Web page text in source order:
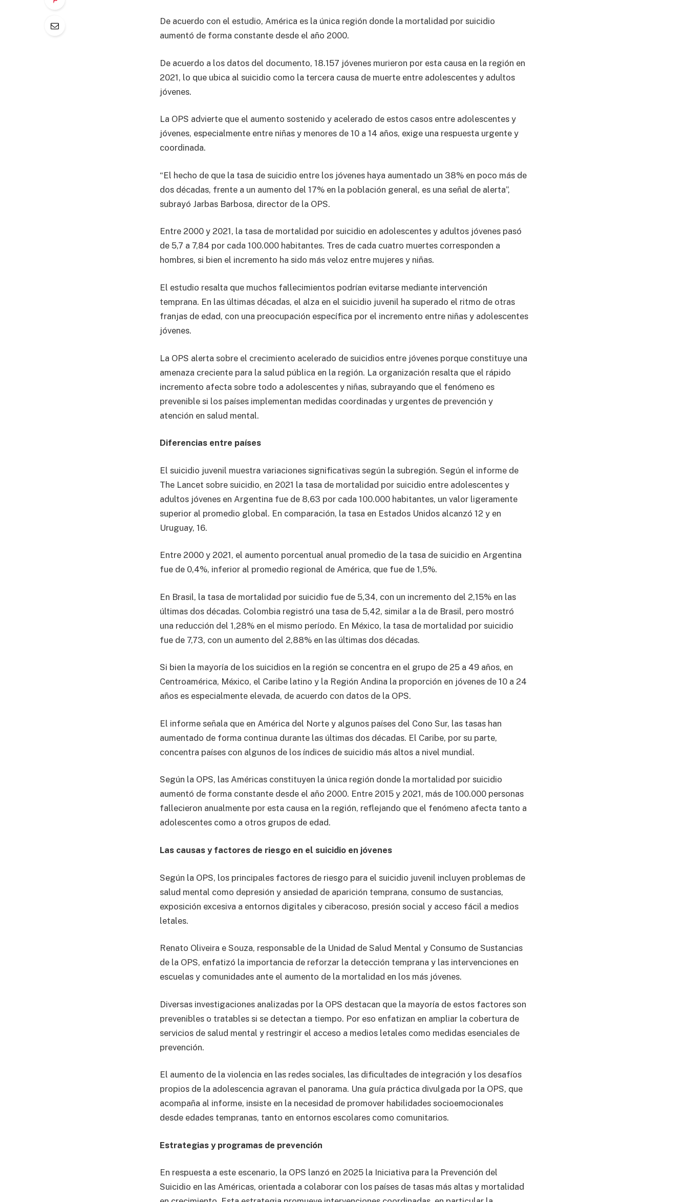
De acuerdo con el estudio, América es la única región donde la mortalidad por suicidio
aumentó de forma constante desde el año 2000.
De acuerdo a los datos del documento, 18.157 jóvenes murieron por esta causa en la región en
2021, lo que ubica al suicidio como la tercera causa de muerte entre adolescentes y adultos
jóvenes.
La OPS advierte que el aumento sostenido y acelerado de estos casos entre adolescentes y
jóvenes, especialmente entre niñas y menores de 10 a 14 años, exige una respuesta urgente y
coordinada.
“El hecho de que la tasa de suicidio entre los jóvenes haya aumentado un 38% en poco más de
dos décadas, frente a un aumento del 17% en la población general, es una señal de alerta”,
subrayó Jarbas Barbosa, director de la OPS.
Entre 2000 y 2021, la tasa de mortalidad por suicidio en adolescentes y adultos jóvenes pasó
de 5,7 a 7,84 por cada 100.000 habitantes. Tres de cada cuatro muertes corresponden a
hombres, si bien el incremento ha sido más veloz entre mujeres y niñas.
El estudio resalta que muchos fallecimientos podrían evitarse mediante intervención
temprana. En las últimas décadas, el alza en el suicidio juvenil ha superado el ritmo de otras
franjas de edad, con una preocupación específica por el incremento entre niñas y adolescentes
jóvenes.
La OPS alerta sobre el crecimiento acelerado de suicidios entre jóvenes porque constituye una
amenaza creciente para la salud pública en la región. La organización resalta que el rápido
incremento afecta sobre todo a adolescentes y niñas, subrayando que el fenómeno es
prevenible si los países implementan medidas coordinadas y urgentes de prevención y
atención en salud mental.
Diferencias entre países
El suicidio juvenil muestra variaciones significativas según la subregión. Según el informe de
The Lancet sobre suicidio, en 2021 la tasa de mortalidad por suicidio entre adolescentes y
adultos jóvenes en Argentina fue de 8,63 por cada 100.000 habitantes, un valor ligeramente
superior al promedio global. En comparación, la tasa en Estados Unidos alcanzó 12 y en
Uruguay, 16.
Entre 2000 y 2021, el aumento porcentual anual promedio de la tasa de suicidio en Argentina
fue de 0,4%, inferior al promedio regional de América, que fue de 1,5%.
En Brasil, la tasa de mortalidad por suicidio fue de 5,34, con un incremento del 2,15% en las
últimas dos décadas. Colombia registró una tasa de 5,42, similar a la de Brasil, pero mostró
una reducción del 1,28% en el mismo período. En México, la tasa de mortalidad por suicidio
fue de 7,73, con un aumento del 2,88% en las últimas dos décadas.
Si bien la mayoría de los suicidios en la región se concentra en el grupo de 25 a 49 años, en
Centroamérica, México, el Caribe latino y la Región Andina la proporción en jóvenes de 10 a 24
años es especialmente elevada, de acuerdo con datos de la OPS.
El informe señala que en América del Norte y algunos países del Cono Sur, las tasas han
aumentado de forma continua durante las últimas dos décadas. El Caribe, por su parte,
concentra países con algunos de los índices de suicidio más altos a nivel mundial.
Según la OPS, las Américas constituyen la única región donde la mortalidad por suicidio
aumentó de forma constante desde el año 2000. Entre 2015 y 2021, más de 100.000 personas
fallecieron anualmente por esta causa en la región, reflejando que el fenómeno afecta tanto a
adolescentes como a otros grupos de edad.
Las causas y factores de riesgo en el suicidio en jóvenes
Según la OPS, los principales factores de riesgo para el suicidio juvenil incluyen problemas de
salud mental como depresión y ansiedad de aparición temprana, consumo de sustancias,
exposición excesiva a entornos digitales y ciberacoso, presión social y acceso fácil a medios
letales.
Renato Oliveira e Souza, responsable de la Unidad de Salud Mental y Consumo de Sustancias
de la OPS, enfatizó la importancia de reforzar la detección temprana y las intervenciones en
escuelas y comunidades ante el aumento de la mortalidad en los más jóvenes.
Diversas investigaciones analizadas por la OPS destacan que la mayoría de estos factores son
prevenibles o tratables si se detectan a tiempo. Por eso enfatizan en ampliar la cobertura de
servicios de salud mental y restringir el acceso a medios letales como medidas esenciales de
prevención.
El aumento de la violencia en las redes sociales, las dificultades de integración y los desafíos
propios de la adolescencia agravan el panorama. Una guía práctica divulgada por la OPS, que
acompaña al informe, insiste en la necesidad de promover habilidades socioemocionales
desde edades tempranas, tanto en entornos escolares como comunitarios.
Estrategias y programas de prevención
En respuesta a este escenario, la OPS lanzó en 2025 la Iniciativa para la Prevención del
Suicidio en las Américas, orientada a colaborar con los países de tasas más altas y mortalidad